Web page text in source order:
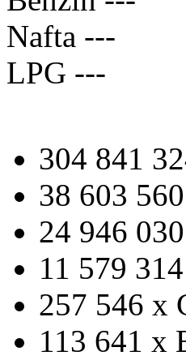
Nafta ---
LPG ---
304 841
38 603
24 946
11 579
257 546 x
113 641 x